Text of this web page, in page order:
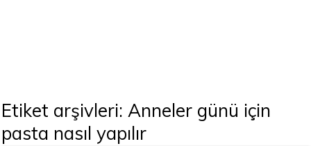
Etiket arşivleri:Anneler günü için
pasta nasıl yapılır